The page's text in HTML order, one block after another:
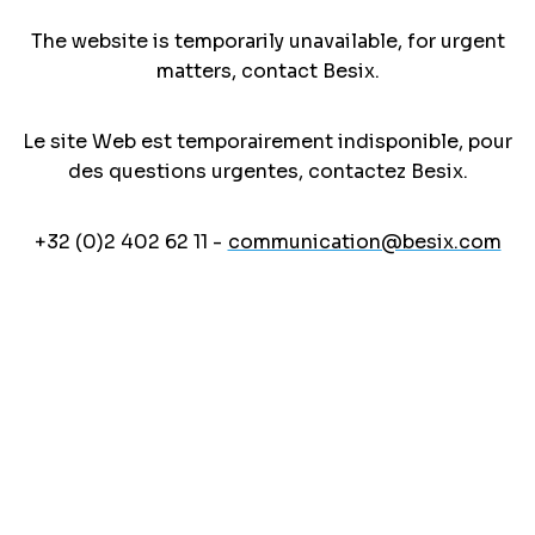
The website is temporarily unavailable, for urgent
matters, contact Besix.
Le site Web est temporairement indisponible, pour
des questions urgentes, contactez Besix.
+32 (0)2 402 62 11 - communication@besix.com